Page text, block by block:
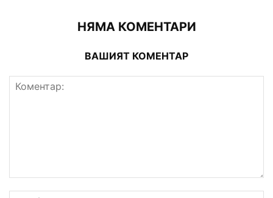
НЯМА КОМЕНТАРИ
ВАШИЯТ КОМЕНТАР